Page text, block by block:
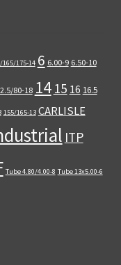
165/175-14 6 6.00-9 6.50-10
80-18 14 15 16 16.5
155/165-13 CARLISLE
ITP
Tube 4.80/4.00-8 Tube 13x5.00-6